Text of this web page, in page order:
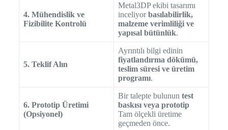
4. Mühendislik ve
Fizibilite Kontrolü
Metal3DP ekibi tasarımı
inceliyorbasılabilirlik,
malzeme verimliliği ve
yapısal bütünlük.
5. Teklif Alın
Ayrıntılı bilgi edinin
fiyatlandırma dökümü,
teslim süresi ve üretim
programı.
6. Prototip Üretimi
(Opsiyonel)
Bir talepte bulunun test
baskısı veya prototip
Tam ölçekli üretime
geçmeden önce.